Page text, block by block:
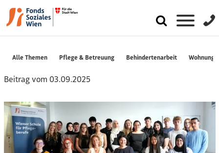
Alle Themen Pflege & Betreuung Behindertenarbeit
Beitrag vom 03.09.2025